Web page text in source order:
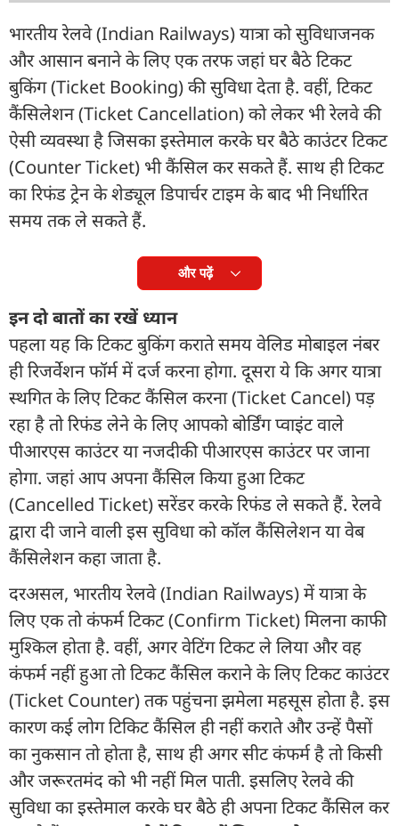
भारतीय रेलवे (Indian Railways) यात्रा को सुविधाजनक
और आसान बनाने के लिए एक तरफ जहां घर बैठे टिकट
बुकिंग (Ticket Booking) की सुविधा देता है. वहीं, टिकट
कैंसिलेशन (Ticket Cancellation) को लेकर भी रेलवे की
ऐसी व्यवस्था है जिसका इस्तेमाल करके घर बैठे काउंटर टिकट
(Counter Ticket) भी कैंसिल कर सकते हैं. साथ ही टिकट
का रिफंड ट्रेन के शेड्यूल डिपार्चर टाइम के बाद भी निर्धारित
समय तक ले सकते हैं.
और पढ़ें
इन दो बातों का रखें ध्यान
पहला यह कि टिकट बुकिंग कराते समय वेलिड मोबाइल नंबर
ही रिजर्वेशन फॉर्म में दर्ज करना होगा. दूसरा ये कि अगर यात्रा
स्थगित के लिए टिकट कैंसिल करना (Ticket Cancel) पड़
रहा है तो रिफंड लेने के लिए आपको बोर्डिंग प्वाइंट वाले
पीआरएस काउंटर या नजदीकी पीआरएस काउंटर पर जाना
होगा. जहां आप अपना कैंसिल किया हुआ टिकट
(Cancelled Ticket) सरेंडर करके रिफंड ले सकते हैं. रेलवे
द्वारा दी जाने वाली इस सुविधा को कॉल कैंसिलेशन या वेब
कैंसिलेशन कहा जाता है.
दरअसल, भारतीय रेलवे (Indian Railways) में यात्रा के
लिए एक तो कंफर्म टिकट (Confirm Ticket) मिलना काफी
मुश्किल होता है. वहीं, अगर वेटिंग टिकट ले लिया और वह
कंफर्म नहीं हुआ तो टिकट कैंसिल कराने के लिए टिकट काउंटर
(Ticket Counter) तक पहुंचना झमेला महसूस होता है. इस
कारण कई लोग टिकिट कैंसिल ही नहीं कराते और उन्हें पैसों
का नुकसान तो होता है, साथ ही अगर सीट कंफर्म है तो किसी
और जरूरतमंद को भी नहीं मिल पाती. इसलिए रेलवे की
सुविधा का इस्तेमाल करके घर बैठे ही अपना टिकट कैंसिल कर